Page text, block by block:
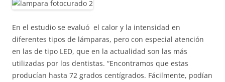
En el estudio se evaluó el calor y la intensidad en
diferentes tipos de lámparas, pero con especial atención
en las de tipo LED, que en la actualidad son las más
utilizadas por los dentistas. “Encontramos que estas
producían hasta 72 grados centígrados. Fácilmente, podían